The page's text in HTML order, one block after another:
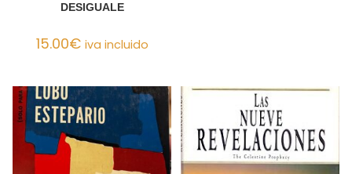
DESIGUALE
15.00€ iva incluido